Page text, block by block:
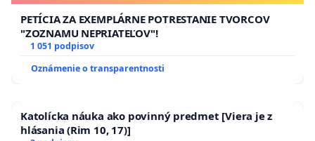
PETÍCIA ZA EXEMPLÁRNE POTRESTANIE TVORCOV
"ZOZNAMU NEPRIATEĽOV"!
1 051 podpisov
Oznámenie o transparentnosti
Katolícka náuka ako povinný predmet [Viera je z
hlásania (Rim 10, 17)]